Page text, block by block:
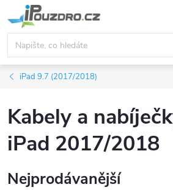
na
obsah
iPad 9.7 (2017/2018)
Kabely a
iPad 2017/2018
Nejprodávanější